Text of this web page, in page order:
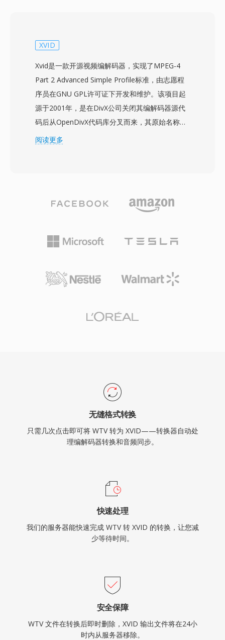
框架保留了来自电子节目指南（EPG）的详细节目
播日期，便于组织和浏览录制内容。该格式支持来
自数字有线、地面ATSC和ClearQAM调谐源的标
清和高清录制。WTV文件可通过Windows Media
Center原生访问，并可使用Windows内置工具转
换为更简单的DVR-MS格式。虽然Windows
Media Center在Windows 7之后已停止更新
XVID
Xvid是一款开源视频编解码器，实现了MPEG-4
Part 2 Advanced Simple Profile标准，由志愿程
序员在GNU GPL许可证下开发和维护。该项目起
源于2001年，是在DivX公司关闭其编解码器源代
码后从OpenDivX代码库分叉而来，其原始名称是
DivX的倒写，以此致敬这段历史。Xvid在2000年
用自适应量化、四分之一像素运动补偿、全局和局
的视频通常存储在AVI容器中，但也可以封装在
MKV、MP4等其他格式中。由于两种编解码器共
多支持DivX播放的独立DVD播放器和媒体设备的
特性，使Xvid成为社区驱动视频编码的基石。虽然
阅读更多
无缝格式转换
只需几次点击即可将 WTV 转为 XVID——转换器自动处
理编解码器转换和音频同步。
快速处理
我们的服务器能快速完成 WTV 转 XVID 的转换，让您减
少等待时间。
安全保障
WTV 文件在转换后即时删除，XVID 输出文件将在24小
时内从服务器移除。